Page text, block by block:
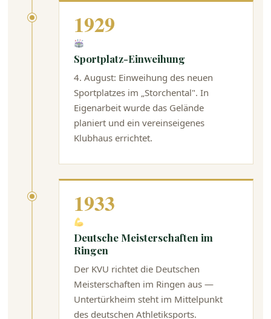
1929
Sportplatz-Einweihung
4. August: Einweihung des neuen
Sportplatzes im „Storchental". In
Eigenarbeit wurde das Gelände
planiert und ein vereinseigenes
Klubhaus errichtet.
1933
Deutsche Meisterschaften im
Ringen
Der KVU richtet die Deutschen
Meisterschaften im Ringen aus —
Untertürkheim steht im Mittelpunkt
des deutschen Athletiksports.